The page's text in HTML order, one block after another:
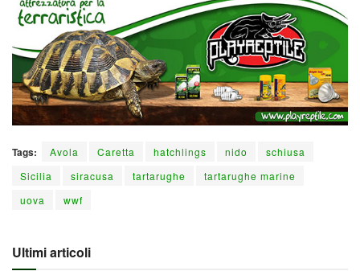
Tags: Avola Caretta hatchlings nido
schiusa
Sicilia
siracusa tartarughe
tartarughe marine
uova
wwf
Ultimi articoli